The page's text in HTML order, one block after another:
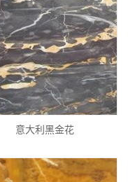
意大利黑金花